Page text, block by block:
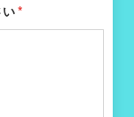
*